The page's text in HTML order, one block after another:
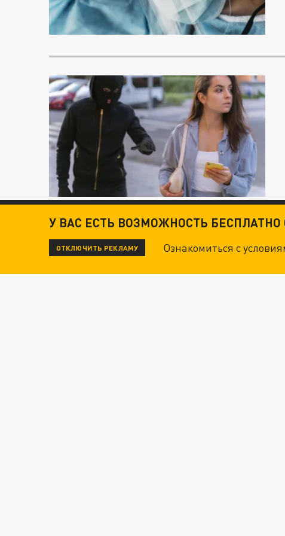
У ВАС ЕСТЬ ВОЗМОЖНОСТЬ
ОТКЛЮЧИТЬ РЕКЛАМУ Ознакомиться с